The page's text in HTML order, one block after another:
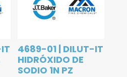
4689-01 | DILUT-IT
HIDRÓXIDO DE
SODIO 1N PZ